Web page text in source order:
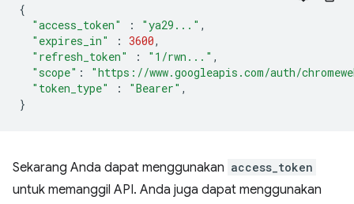
{
"access_token"
: "ya29..." ,
"expires_in"
: 3600,
"refresh_token"
: "1/rwn..." ,
"scope" :
"https://www.googleapis.com/auth/
"token_type"
: "Bearer" ,
}
Sekarang Anda dapat menggunakan access_token
untuk memanggil API. Anda juga dapat menggunakan